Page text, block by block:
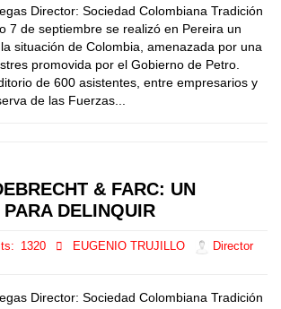
Director: Sociedad Colombiana Tradición
7 de septiembre se realizó en Pereira un
situación de Colombia, amenazada por una
promovida por el Gobierno de Petro.
de 600 asistentes, entre empresarios y
de las Fuerzas...
& FARC: UN
DELINQUIR
1320 EUGENIO TRUJILLO
Director
Director: Sociedad Colombiana Tradición